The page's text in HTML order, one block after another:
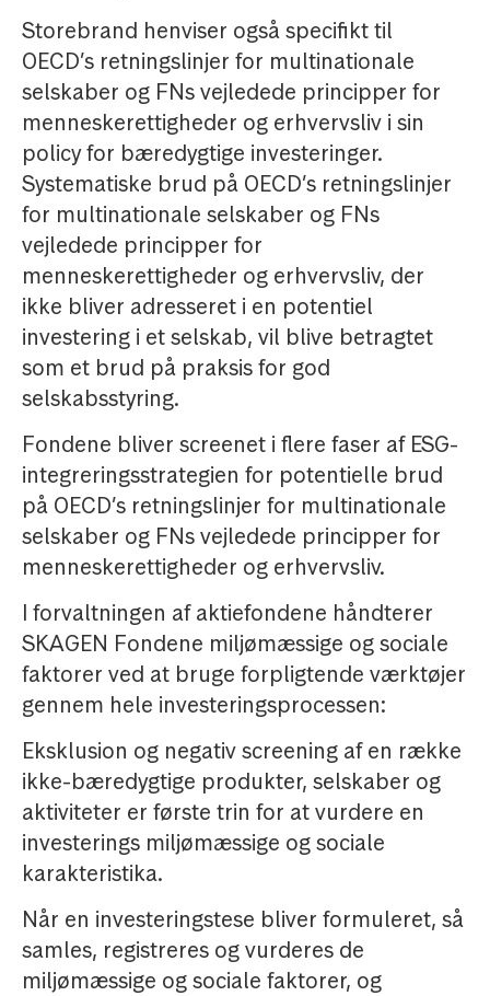
Storebrand henviser også specifikt til
OECD’s retningslinjer for multinationale
selskaber og FNs vejledede principper for
menneskerettigheder og erhvervsliv i sin
policy for bæredygtige investeringer.
Systematiske brud på OECD’s retningslinjer
for multinationale selskaber og FNs
vejledede principper for
menneskerettigheder og erhvervsliv, der
ikke bliver adresseret i en potentiel
investering i et selskab, vil blive betragtet
som et brud på praksis for god
selskabsstyring.
Fondene bliver screenet i flere faser af ESG-
integreringsstrategien for potentielle brud
på OECD’s retningslinjer for multinationale
selskaber og FNs vejledede principper for
menneskerettigheder og erhvervsliv.
I forvaltningen af aktiefondene håndterer
SKAGEN Fondene miljømæssige og sociale
faktorer ved at bruge forpligtende værktøjer
gennem hele investeringsprocessen:
Eksklusion og negativ screening af en række
ikke-bæredygtige produkter, selskaber og
aktiviteter er første trin for at vurdere en
investerings miljømæssige og sociale
karakteristika.
Når en investeringstese bliver formuleret, så
samles, registreres og vurderes de
miljømæssige og sociale faktorer, og